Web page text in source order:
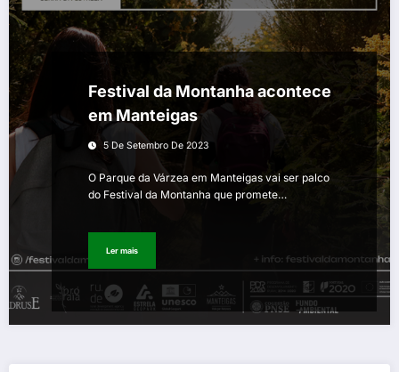
Festival da Montanha acontece
em Manteigas
5 De Setembro De 2023
O Parque da Várzea em Manteigas vai ser palco
do Festival da Montanha que promete…
Ler mais